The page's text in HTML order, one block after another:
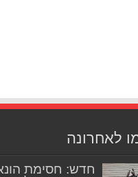
לאחרונה
חדש: חסימת